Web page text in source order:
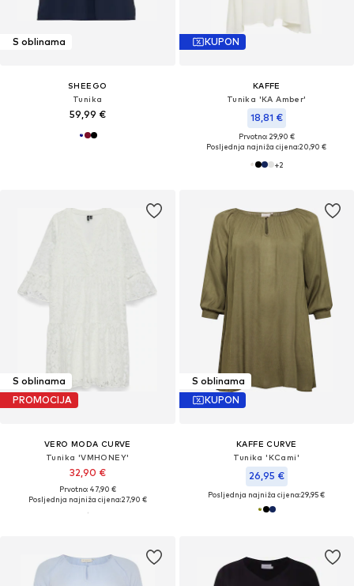
S oblinama
SHEEGO
Tunika
59,99 €
KUPON
KAFFE
Tunika 'KA Amber'
18,81 €
Prvotno: 29,90 €
Posljednja najniža cijena:20,90 €
+2
S oblinama
PROMOCIJA
VERO MODA CURVE
Tunika 'VMHONEY'
32,90 €
Prvotno: 47,90 €
Posljednja najniža cijena:27,90 €
S oblinama
KUPON
KAFFE CURVE
Tunika 'KCami'
26,95 €
Posljednja najniža cijena:29,95 €